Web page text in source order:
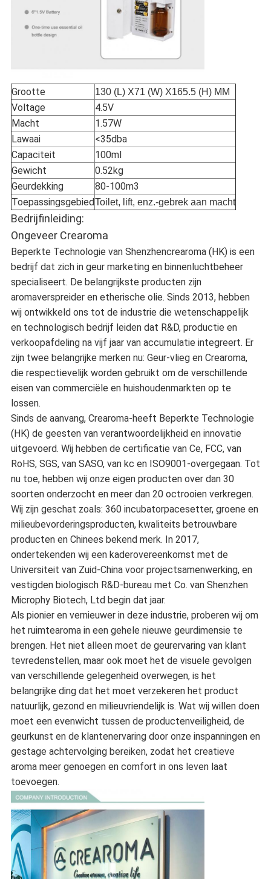
Grootte 130 (L) X71 (W) X165.5 (H) MM
Voltage
4.5V
Macht
1.57W
Lawaai
<35dba
Capaciteit
100ml
Gewicht
0.52kg
Geurdekking
80-100m3
ToepassingsgebiedToilet, lift, enz.-gebrek aan macht
Bedrijfinleiding:
Ongeveer Crearoma
Beperkte Technologie van Shenzhencrearoma (HK) is een
bedrijf dat zich in geur marketing en binnenluchtbeheer
specialiseert. De belangrijkste producten zijn
aromaverspreider en etherische olie. Sinds 2013, hebben
wij ontwikkeld ons tot de industrie die wetenschappelijk
en technologisch bedrijf leiden dat R&D, productie en
verkoopafdeling na vijf jaar van accumulatie integreert. Er
zijn twee belangrijke merken nu: Geur-vlieg en Crearoma,
die respectievelijk worden gebruikt om de verschillende
eisen van commerciële en huishoudenmarkten op te
lossen.
Sinds de aanvang, Crearoma-heeft Beperkte Technologie
(HK) de geesten van verantwoordelijkheid en innovatie
uitgevoerd. Wij hebben de certificatie van Ce, FCC, van
RoHS, SGS, van SASO, van kc en ISO9001-overgegaan. Tot
nu toe, hebben wij onze eigen producten over dan 30
soorten onderzocht en meer dan 20 octrooien verkregen.
Wij zijn geschat zoals: 360 incubatorpacesetter, groene en
milieubevorderingsproducten, kwaliteits betrouwbare
producten en Chinees bekend merk. In 2017,
ondertekenden wij een kaderovereenkomst met de
Universiteit van Zuid-China voor projectsamenwerking, en
vestigden biologisch R&D-bureau met Co. van Shenzhen
Microphy Biotech, Ltd begin dat jaar.
Als pionier en vernieuwer in deze industrie, proberen wij om
het ruimtearoma in een gehele nieuwe geurdimensie te
brengen. Het niet alleen moet de geurervaring van klant
tevredenstellen, maar ook moet het de visuele gevolgen
van verschillende gelegenheid overwegen, is het
belangrijke ding dat het moet verzekeren het product
natuurlijk, gezond en milieuvriendelijk is. Wat wij willen doen
moet een evenwicht tussen de productenveiligheid, de
geurkunst en de klantenervaring door onze inspanningen en
gestage achtervolging bereiken, zodat het creatieve
aroma meer genoegen en comfort in ons leven laat
toevoegen.